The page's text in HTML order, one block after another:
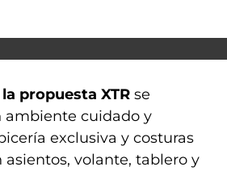
la propuesta XTR se
ambiente cuidado y
exclusiva y costuras
asientos, volante, tablero y